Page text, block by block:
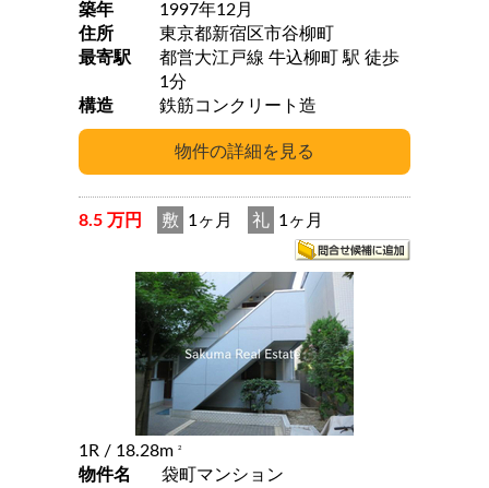
築年
1997年12月
住所
東京都新宿区市谷柳町
最寄駅
都営大江戸線 牛込柳町 駅 徒歩
1分
構造
鉄筋コンクリート造
8.5 万円 敷 1ヶ月 礼 1ヶ月
1R / 18.28m 2
物件名
袋町マンション